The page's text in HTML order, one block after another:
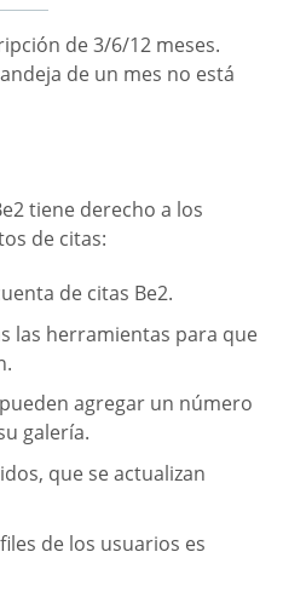
de 3/6/12 meses.
de un mes no está
tiene derecho a los
de citas:
de citas Be2.
las herramientas para que
agregar un número
galería.
que se actualizan
de los usuarios es